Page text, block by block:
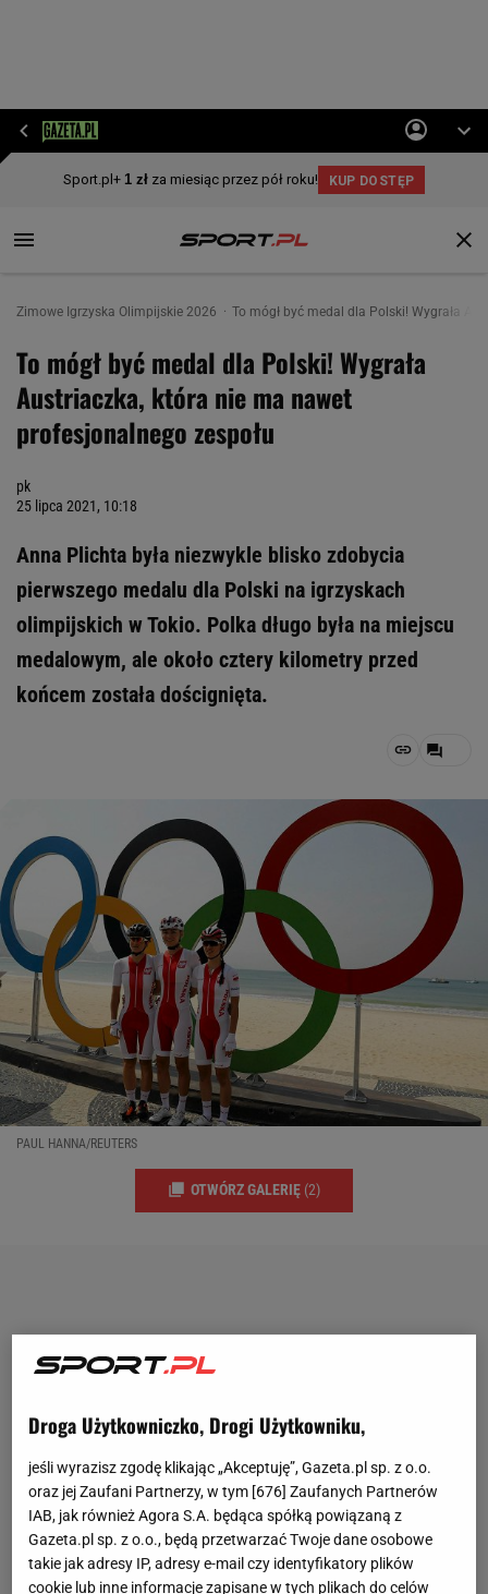
Zimowe Igrzyska Olimpijskie 2026 To mógł być medal dla Polski! Wygrała
To mógł być medal dla Polski! Wygrała
Austriaczka, która nie ma nawet
profesjonalnego zespołu
pk
25 lipca 2021, 10:18
Anna Plichta była niezwykle blisko zdobycia
pierwszego medalu dla Polski na igrzyskach
olimpijskich w Tokio. Polka długo była na miejscu
medalowym, ale około cztery kilometry przed
końcem została doścignięta.
PAUL HANNA/REUTERS
OTWÓRZ GALERIĘ (2)
Droga Użytkowniczko, Drogi Użytkowniku,
jeśli wyrazisz zgodę klikając „Akceptuję”, Gazeta.pl sp. z o.o.
oraz jej Zaufani Partnerzy, w tym [676] Zaufanych Partnerów
IAB, jak również Agora S.A. będąca spółką powiązaną z
Gazeta.pl sp. z o.o., będą przetwarzać Twoje dane osobowe
takie jak adresy IP, adresy e-mail czy identyfikatory plików
cookie lub inne informacje zapisane w tych plikach do celów